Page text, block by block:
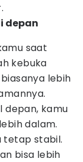
depan
saat
kebuka
lebih
depan, kamu
dalam.
tetap stabil.
bisa lebih